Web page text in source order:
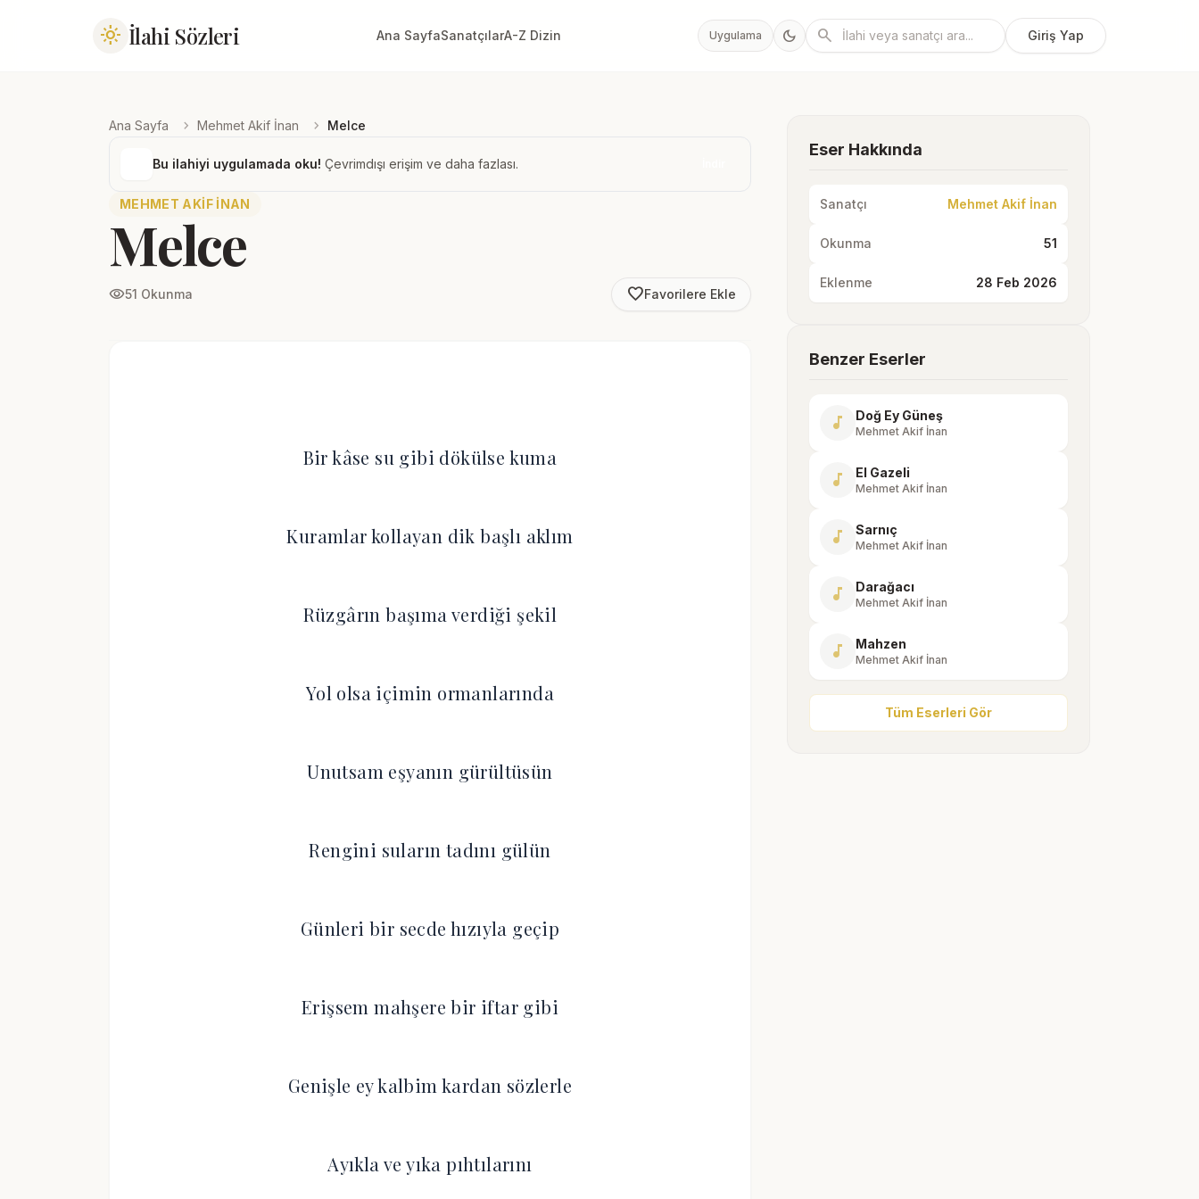
light_mode İlahi Sözleri Ana SayfaSanatçılarA-Z Dizin Uygulama dark_mode search Giriş Yap
Ana Sayfa chevron_right Mehmet Akif İnan chevron_right Melce
Bu ilahiyi uygulamada oku! Çevrimdışı erişim ve daha fazlası.
MEHMET AKIF İNAN
Melce
visibility51 Okunma favorite_borderFavorilere Ekle
Bir kâse su gibi dökülse kuma
Kuramlar kollayan dik başlı aklım
Rüzgârın başıma verdiği şekil
Yol olsa içimin ormanlarında
Unutsam eşyanın gürültüsün
Rengini suların tadını gülün
Günleri bir secde hızıyla geçip
Erişsem mahşere bir iftar gibi
Genişle ey kalbim kardan sözlerle
Ayıkla ve yıka pıhtılarını
Eser Hakkında
Sanatçı Mehmet Akif İnan
Okunma 51
Eklenme 28 Feb 2026
Benzer Eserler
music_note Doğ Ey Güneş
Mehmet Akif İnan
music_note El Gazeli
Mehmet Akif İnan
music_note Sarnıç
Mehmet Akif İnan
music_note Darağacı
Mehmet Akif İnan
music_note Mahzen
Mehmet Akif İnan
Tüm Eserleri Gör